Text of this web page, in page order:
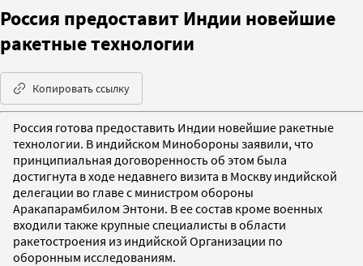
Россия предоставит Индии новейшие
ракетные технологии
Копировать ссылку
Россия готова предоставить Индии новейшие ракетные
технологии. В индийском Минобороны заявили, что
принципиальная договоренность об этом была
достигнута в ходе недавнего визита в Москву индийской
делегации во главе с министром обороны
Аракапарамбилом Энтони. В ее состав кроме военных
входили также крупные специалисты в области
ракетостроения из индийской Организации по
оборонным исследованиям.